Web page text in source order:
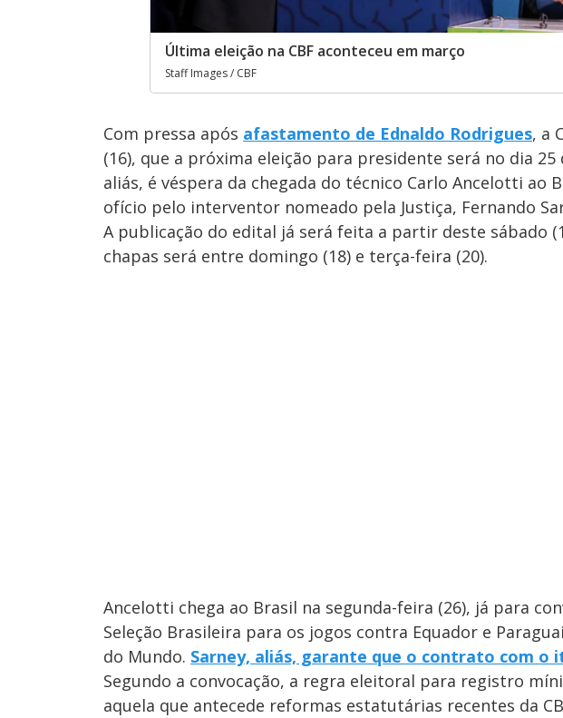
Última eleição na CBF aconteceu em março
Staff Images / CBF
Com pressa após afastamento de Ednaldo Rodrigues, a
(16), que a próxima eleição para presidente será no dia
aliás, é véspera da chegada do técnico Carlo Ancelotti ao
ofício pelo interventor nomeado pela Justiça, Fernando
A publicação do edital já será feita a partir deste sábado
chapas será entre domingo (18) e terça-feira (20).
Ancelotti chega ao Brasil na segunda-feira (26), já para
Seleção Brasileira para os jogos contra Equador e
do Mundo. Sarney, aliás, garante que o contrato com o
Segundo a convocação, a regra eleitoral para registro
aquela que antecede reformas estatutárias recentes da